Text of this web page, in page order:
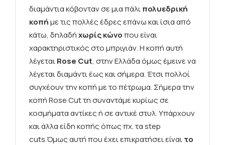
διαμάντια κόβονταν σε μια πάλιπολυεδρική
κοπήμε τις πολλές έδρες επάνω και ίσια από
κάτω, δηλαδήχωρίς κώνοπου είναι
χαρακτηριστικός στο μπριγιάν. Η κοπή αυτή
λέγεταιRose Cut, στην Ελλάδα όμως έμεινε να
λέγεται διαμάντι έως και σήμερα. Έτσι πολλοί
συγχέουν την κοπή με το πέτρωμα. Σήμερα την
κοπή Rose Cut τη συναντάμε κυρίως σε
κοσμήματα αντίκες ή σε αντικέ στυλ. Υπάρχουν
και άλλα είδη κοπής όπως πχ. τα step
cuts.Όμως αυτή που έχει επικρατήσει είναιτο